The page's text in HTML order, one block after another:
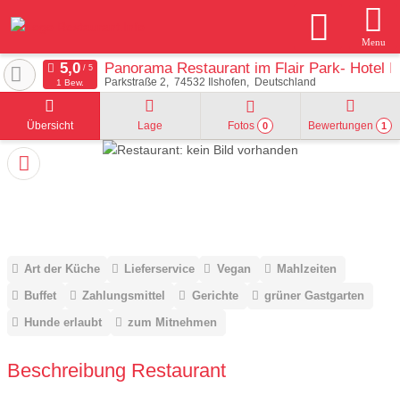
Menu
Panorama Restaurant im Flair Park- Hotel
Parkstraße 2 74532 Ilshofen Deutschland
1 Bew.
Übersicht Lage Fotos 0 Bewertungen 1
Art der Küche Lieferservice Vegan
Mahlzeiten
Buffet
Zahlungsmittel Gerichte
grüner Gastgarten
Hunde erlaubt
zum Mitnehmen
Beschreibung Restaurant